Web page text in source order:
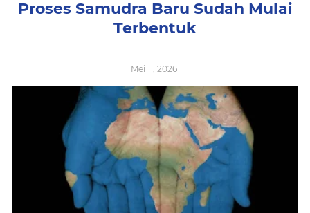
Proses Samudra Baru Sudah Mulai
Terbentuk
Mei 11, 2026